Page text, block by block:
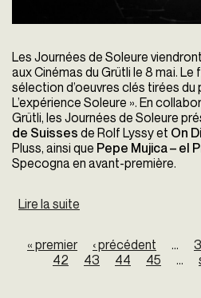
Les Journées de Soleure
aux Cinémas du Grütli le 8 mai.
sélection d’oeuvres clés tirées du
L’expérience Soleure ». En
Grütli, les Journées de Soleure
de Suisses de Rolf Lyssy et On
Pluss, ainsi que Pepe Mujica – el
Specogna en avant-première.
Lire la suite
Pages
« premier ‹ précédent …
42
43 44 45 …